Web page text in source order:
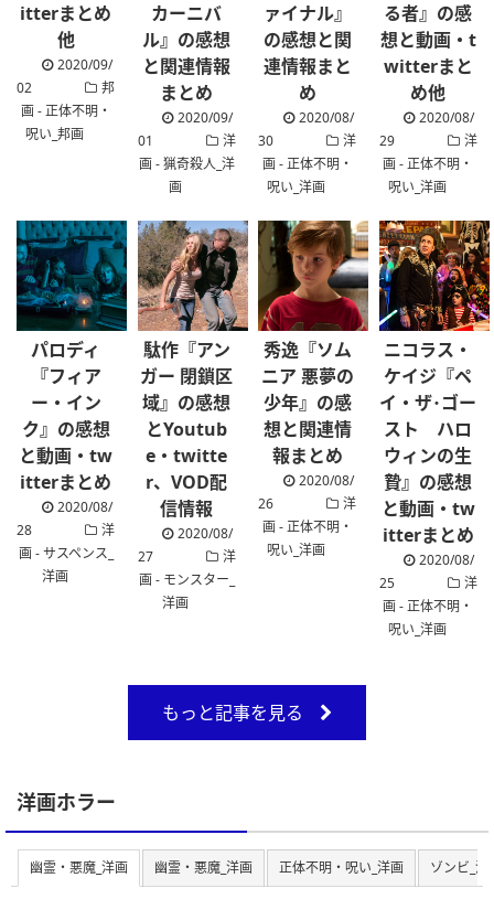
itterまとめ
他
2020/09/
02
邦
画 - 正体不明・
呪い_邦画
カーニバ
ル』の感想
と関連情報
まとめ
2020/09/
01
洋
画 - 猟奇殺人_洋
画
ァイナル』
の感想と関
連情報まと
め
2020/08/
30
洋
画 - 正体不明・
呪い_洋画
る者』の感
想と動画・t
witterまと
め他
2020/08/
29
洋
画 - 正体不明・
呪い_洋画
パロディ
『フィア
ー・イン
ク』の感想
と動画・tw
itterまとめ
2020/08/
28
洋
画 - サスペンス_
洋画
駄作『アン
ガー 閉鎖区
域』の感想
とYoutub
e・twitte
r、VOD配
信情報
2020/08/
27
洋
画 - モンスター_
洋画
秀逸『ソム
ニア 悪夢の
少年』の感
想と関連情
報まとめ
2020/08/
26
洋
画 - 正体不明・
呪い_洋画
ニコラス・
ケイジ『ペ
イ・ザ･ゴー
スト ハロ
ウィンの生
贄』の感想
と動画・tw
itterまとめ
2020/08/
25
洋
画 - 正体不明・
呪い_洋画
もっと記事を見る
洋画ホラー
幽霊・悪魔_洋画 幽霊・悪魔_洋画 正体不明・呪い_洋画 ゾンビ_洋